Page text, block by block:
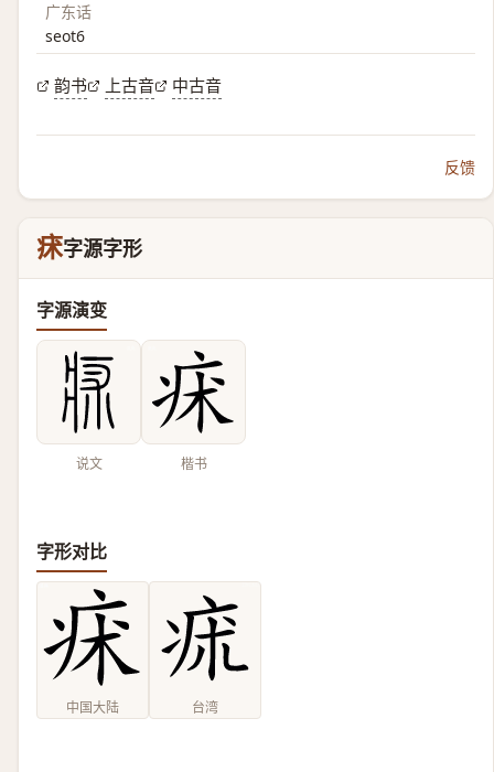
广东话
seot6
韵书 上古音 中古音
反馈
㾁字源字形
字源演变
说文 楷书
字形对比
中国大陆 台湾